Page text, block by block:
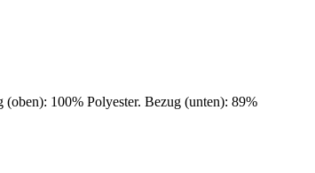
100% Polyester. Bezug (unten): 89%